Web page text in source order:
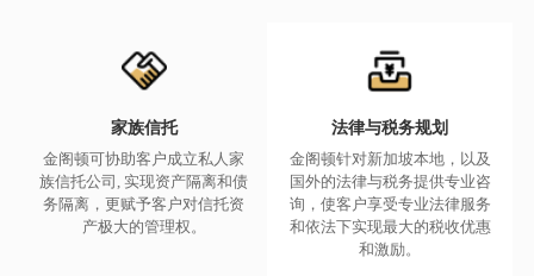
家族信托
金阁顿可协助客户成立私人家
族信托公司, 实现资产隔离和债
务隔离，更赋予客户对信托资
产极大的管理权。
法律与税务规划
金阁顿针对新加坡本地，以及
国外的法律与税务提供专业咨
询，使客户享受专业法律服务
和依法下实现最大的税收优惠
和激励。